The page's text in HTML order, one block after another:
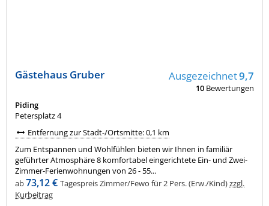
Gästehaus Gruber Ausgezeichnet9,7
10 Bewertungen
Piding
Petersplatz 4
Entfernung zur Stadt-/Ortsmitte: 0,1 km
Zum Entspannen und Wohlfühlen bieten wir Ihnen in familiär
geführter Atmosphäre 8 komfortabel eingerichtete Ein- und Zwei-
Zimmer-Ferienwohnungen von 26 - 55...
ab73,12 € Tagespreis Zimmer/Fewo für 2 Pers. (Erw./Kind)zzgl.
Kurbeitrag